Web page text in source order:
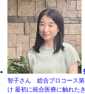
智子さん 総合プロコース第
け 最初に統合医療に触れた